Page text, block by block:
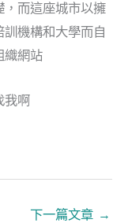
，而這座城市以擁
機構和大學而自
織網站
我啊
下一篇文章 →